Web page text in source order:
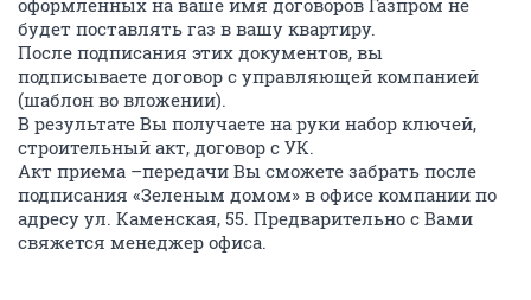
оформленных на ваше имя договоров Газпром не
будет поставлять газ в вашу квартиру.
После подписания этих документов, вы
подписываете договор с управляющей компанией
(шаблон во вложении).
В результате Вы получаете на руки набор ключей,
строительный акт, договор с УК.
Акт приема –передачи Вы сможете забрать после
подписания «Зеленым домом» в офисе компании по
адресу ул. Каменская, 55. Предварительно с Вами
свяжется менеджер офиса.